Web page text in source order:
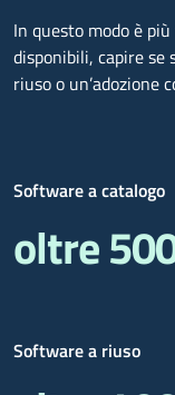
In questo modo è
disponibili, capire
riuso o un’adozione
Software a catalogo
oltre
Software a riuso